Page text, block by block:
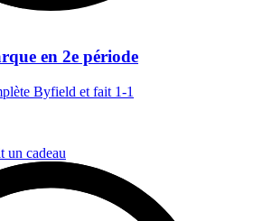
en 2e période
Byfield et fait 1-1